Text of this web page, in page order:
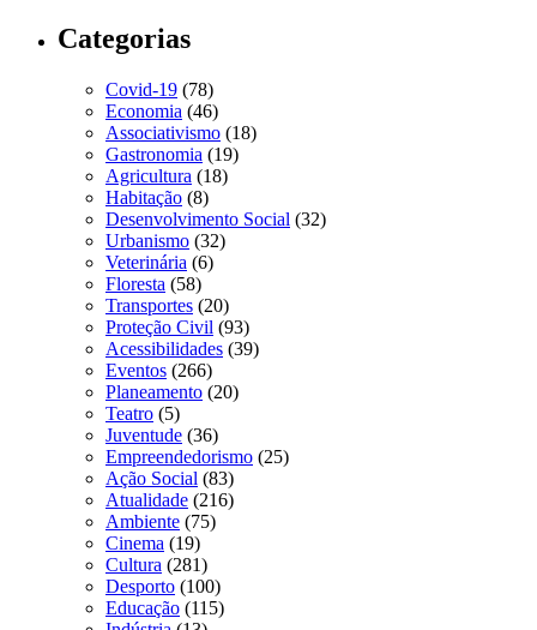
Categorias
Covid-19 (78)
Economia (46)
Associativismo (18)
Gastronomia (19)
Agricultura (18)
Habitação (8)
Desenvolvimento Social (32)
Urbanismo (32)
Veterinária (6)
Floresta (58)
Transportes (20)
Proteção Civil (93)
Acessibilidades (39)
Eventos (266)
Planeamento (20)
Teatro (5)
Juventude (36)
Empreendedorismo (25)
Ação Social (83)
Atualidade (216)
Ambiente (75)
Cinema (19)
Cultura (281)
Desporto (100)
Educação (115)